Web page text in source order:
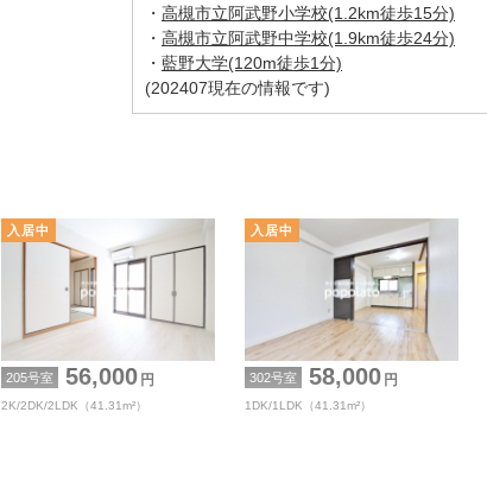
・ 高槻市立阿武野小学校(1.2km徒歩15分)
・ 高槻市立阿武野中学校(1.9km徒歩24分)
・ 藍野大学(120m徒歩1分)
(202407現在の情報です)
205号室 56,000 円
2K/2DK/2LDK（41.31m²）
302号室 58,000 円
1DK/1LDK（41.31m²）